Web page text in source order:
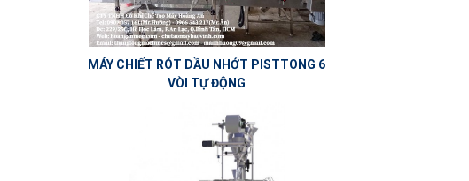
MÁY CHIẾT RÓT DẦU NHỚT PISTTONG 6
VÒI TỰ ĐỘNG